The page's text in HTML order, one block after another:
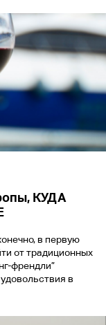
КУДА
в первую
от традиционных
френдли”
в